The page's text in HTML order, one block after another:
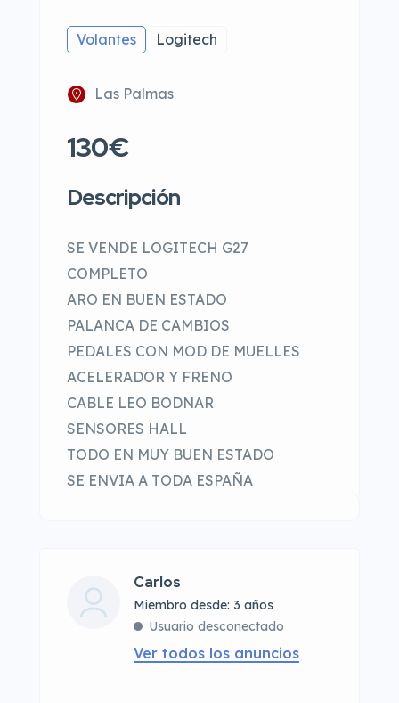
Volantes Logitech
Las Palmas
130€
Descripción
SE VENDE LOGITECH G27
COMPLETO
ARO EN BUEN ESTADO
PALANCA DE CAMBIOS
PEDALES CON MOD DE MUELLES
ACELERADOR Y FRENO
CABLE LEO BODNAR
SENSORES HALL
TODO EN MUY BUEN ESTADO
SE ENVIA A TODA ESPAÑA
Carlos
Miembro desde: 3 años
Usuario desconectado
Ver todos los anuncios